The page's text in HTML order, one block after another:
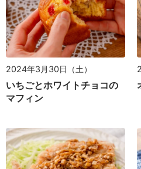
2024年3月30日（土）
いちごとホワイトチョコの
マフィン